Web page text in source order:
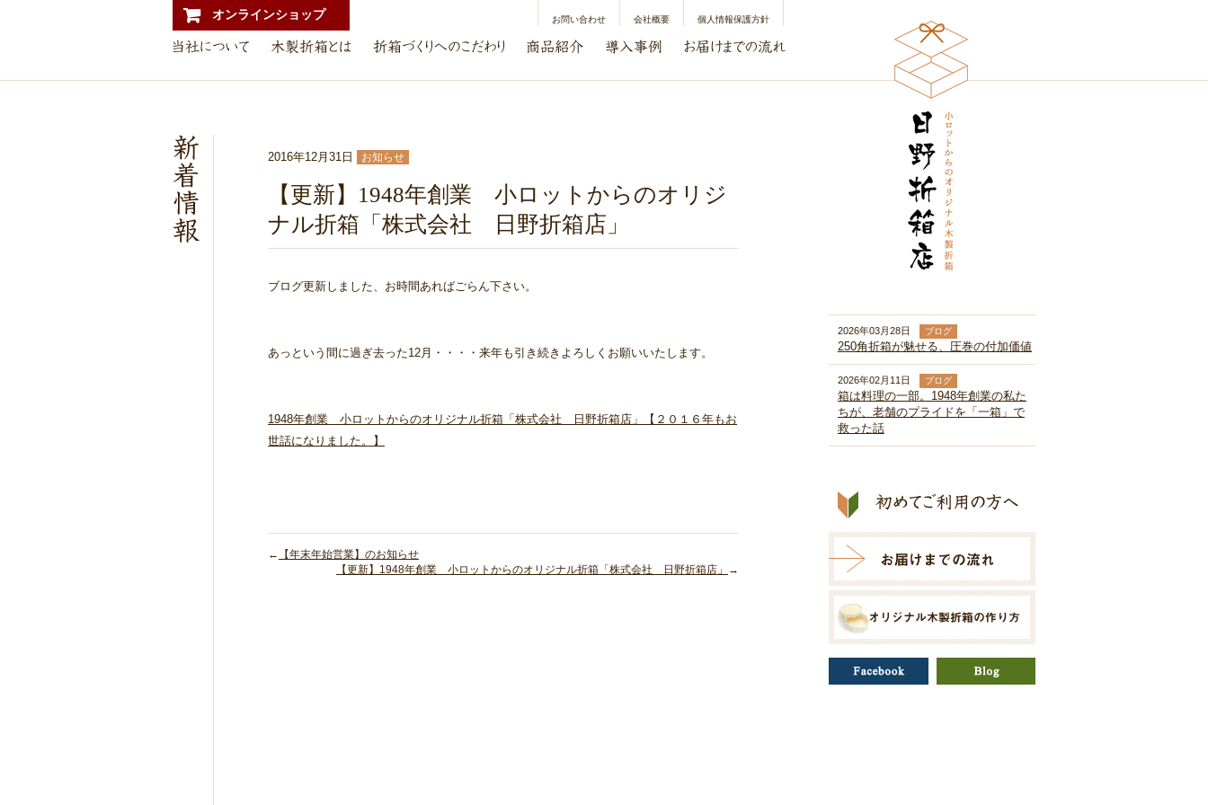
オンラインショップ お問い合わせ 会社概要 個人情報保護方針
2016年12月31日 お知らせ
【更新】1948年創業 小ロットからのオリジ
ナル折箱「株式会社 日野折箱店」
ブログ更新しました、お時間あればごらん下さい。
あっという間に過ぎ去った12月・・・・来年も引き続きよろしくお願いいたします。
1948年創業 小ロットからのオリジナル折箱「株式会社 日野折箱店」【２０１６年もお
世話になりました。】
←
【年末年始営業】のお知らせ
【更新】1948年創業 小ロットからのオリジナル折箱「株式会社 日野折箱店」
→
2026年03月28日 ブログ
250角折箱が魅せる、圧巻の付加価値
2026年02月11日 ブログ
箱は料理の一部。1948年創業の私た
ちが、老舗のプライドを「一箱」で
救った話